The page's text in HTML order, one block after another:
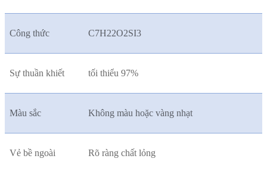
Công thức C7H22O2SI3
Sự thuần khiết tối thiểu 97%
Màu sắc Không màu hoặc vàng nhạt
Vẻ bề ngoài Rõ ràng chất lỏng